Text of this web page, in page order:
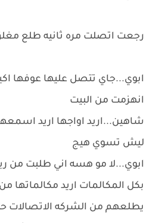
رجعت اتصلت مره ثانيه طلع
ابوي...جاي تتصل عليها عوفها
انهزمت من البيت
شاهين...اريد اواجها اريد
ليش تسوي هيج
ابوي...لا مو هسه اني طلبت من
بكل المكالمات اريد مكالماتها
يطلعهم من الشركه الاتصالات